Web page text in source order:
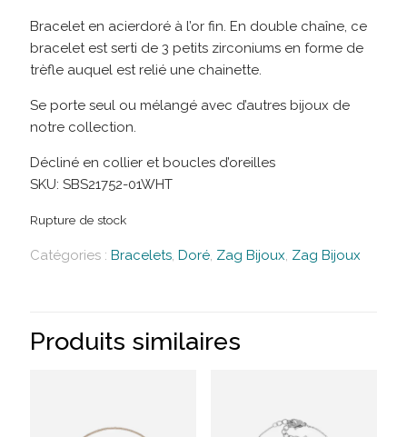
Bracelet en acierdoré à l’or fin. En double chaîne, ce
bracelet est serti de 3 petits zirconiums en forme de
trèfle auquel est relié une chainette.
Se porte seul ou mélangé avec d’autres bijoux de
notre collection.
Décliné en collier et boucles d’oreilles
SKU: SBS21752-01WHT
Rupture de stock
Catégories : Bracelets, Doré, Zag Bijoux, Zag Bijoux
Produits similaires